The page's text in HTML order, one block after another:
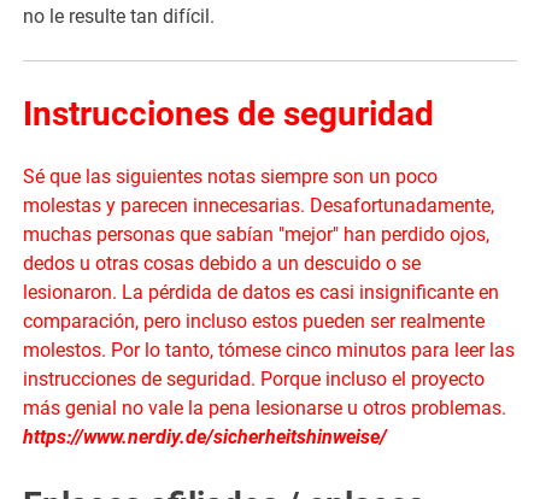
no le resulte tan difícil.
Instrucciones de seguridad
Sé que las siguientes notas siempre son un poco
molestas y parecen innecesarias. Desafortunadamente,
muchas personas que sabían "mejor" han perdido ojos,
dedos u otras cosas debido a un descuido o se
lesionaron. La pérdida de datos es casi insignificante en
comparación, pero incluso estos pueden ser realmente
molestos. Por lo tanto, tómese cinco minutos para leer las
instrucciones de seguridad. Porque incluso el proyecto
más genial no vale la pena lesionarse u otros problemas.
https://www.nerdiy.de/sicherheitshinweise/